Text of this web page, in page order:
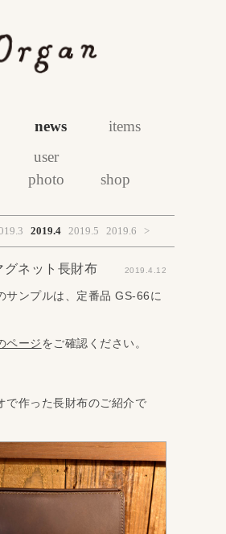
news items
user
photo
shop
2019.4 2019.5 2019.6 >
ネット長財布 2019.4.12
サンプルは、定番品 GS‐66に
ページをご確認ください。
で作った長財布のご紹介で